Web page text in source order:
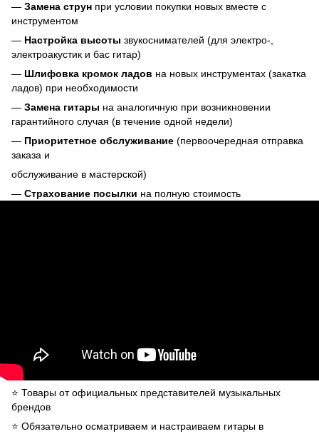
— Замена струн при условии покупки новых вместе с
инструментом
— Настройка высоты звукоснимателей (для электро-,
электроакустик и бас гитар)
— Шлифовка кромок ладов на новых инструментах (закатка
ладов) при необходимости
— Замена гитары на аналогичную при возникновении
гарантийного случая (в течение одной недели)
— Приоритетное обслуживание (первоочередная отправка
заказа и
обслуживание в мастерской)
— Страхование посылки на полную стоимость
⭐️ Товары от официальных представителей музыкальных
брендов
⭐️ Обязательно осматриваем и настраиваем гитары в